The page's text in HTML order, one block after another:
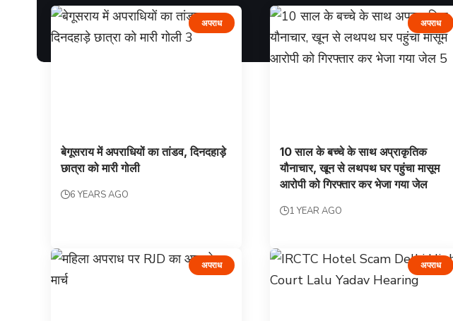
अपराध
बेगूसराय में अपराधियों का तांडव, दिनदहाड़े
छात्रा को मारी गोली
6 YEARS AGO
अपराध
10 साल के बच्चे के साथ अप्राकृतिक
यौनाचार, खून से लथपथ घर पहुंचा मासूम
आरोपी को गिरफ्तार कर भेजा गया जेल
1 YEAR AGO
अपराध अपराध